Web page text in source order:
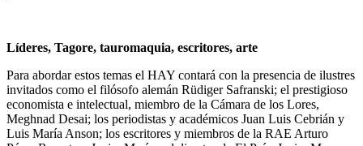
Líderes, Tagore, tauromaquia, escritores, arte
Para abordar estos temas el HAY contará con la presencia de ilustres
invitados como el filósofo alemán Rüdiger Safranski; el prestigioso
economista e intelectual, miembro de la Cámara de los Lores,
Meghnad Desai; los periodistas y académicos Juan Luis Cebrián y
Luis María Anson; los escritores y miembros de la RAE Arturo